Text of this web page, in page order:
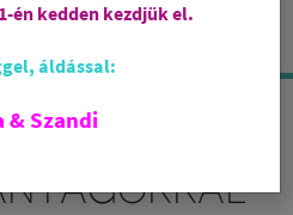
EGYÉB
én kedden kezdjük el.
áldással:
& Szandi